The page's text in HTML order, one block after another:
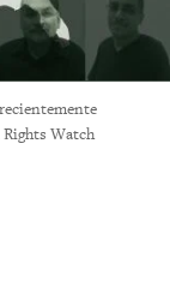
Watch